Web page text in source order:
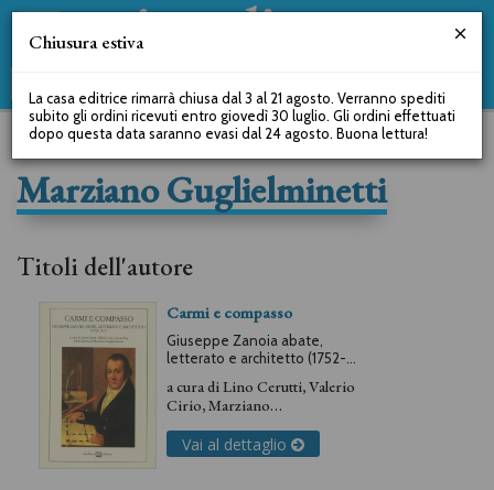
Marziano Guglielminetti
Titoli dell'autore
Carmi e compasso
Giuseppe Zanoia abate,
letterato e architetto (1752-
a cura diLino Cerutti,Valerio
Cirio,Marziano
Vai al dettaglio
Chiusura estiva
La casa editrice rimarrà chiusa dal 3 al 21 agosto. Verranno spediti
subito gli ordini ricevuti entro giovedì 30 luglio. Gli ordini effettuati
dopo questa data saranno evasi dal 24 agosto. Buona lettura!